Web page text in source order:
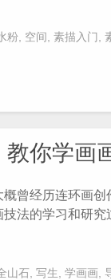
粉 空间 素描入门
你学画
曾经历连环画创
法的学习和研
山石 写生 学画画